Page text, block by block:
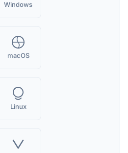
Windows
macOS
Linux